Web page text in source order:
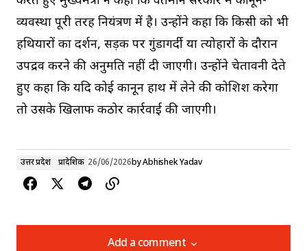
व्यवस्था पूरी तरह नियंत्रण में है। उन्होंने कहा कि किसी को भी
हथियारों का प्रदर्शन, सड़क पर गुंडागर्दी या त्योहारों के दौरान
उपद्रव करने की अनुमति नहीं दी जाएगी। उन्होंने चेतावनी देते
हुए कहा कि यदि कोई कानून हाथ में लेने की कोशिश करेगा
तो उसके खिलाफ कठोर कार्रवाई की जाएगी।
उत्तर प्रदेश प्रादेशिक 26/06/2026byAbhishek Yadav
Add a comment